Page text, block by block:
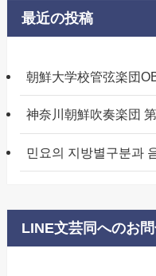
最近の投稿
朝鮮大学校管弦楽団
神奈川朝鮮吹奏楽団
민요의 지방별구분과
LINE文芸同へのお